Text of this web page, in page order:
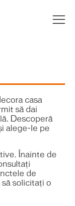
casa
să dai
Descoperă
alege-le pe
Înainte de
de
solicitaţi o